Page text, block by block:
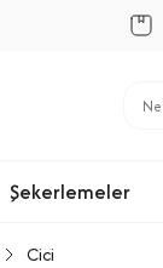
Şekerlemeler
Cici